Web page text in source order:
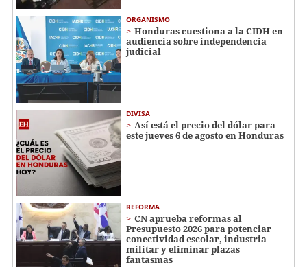
ORGANISMO
Honduras cuestiona a la CIDH en
audiencia sobre independencia
judicial
DIVISA
Así está el precio del dólar para
este jueves 6 de agosto en Honduras
REFORMA
CN aprueba reformas al
Presupuesto 2026 para potenciar
conectividad escolar, industria
militar y eliminar plazas
fantasmas